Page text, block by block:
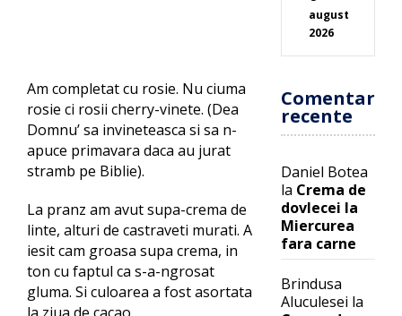
Am completat cu rosie. Nu ciuma
rosie ci rosii cherry-vinete. (Dea
Domnu’ sa invineteasca si sa n-
apuce primavara daca au jurat
stramb pe Biblie).
La pranz am avut supa-crema de
linte, alturi de castraveti murati. A
iesit cam groasa supa crema, in
ton cu faptul ca s-a-ngrosat
gluma. Si culoarea a fost asortata
august
2026
Comentarii
recente
Daniel Botea
la Crema de
dovlecei la
Miercurea
fara carne
Brindusa
Aluculesei la